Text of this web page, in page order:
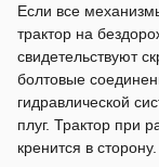
Если все
трактор на
свидетельствуют
болтовые
гидравлической
плуг. Трактор при
кренится в сторону.